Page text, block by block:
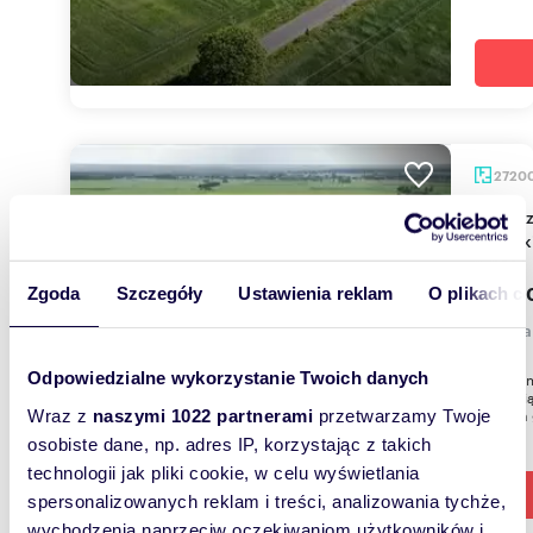
Zgoda Szczegóły Ustawienia reklam O plikach
Odpowiedzialne wykorzystanie Twoich danych
Wraz z naszymi 1022 partnerami przetwarzamy Twoje
osobiste dane, np. adres IP, korzystając z takich
technologii jak pliki cookie, w celu wyświetlania
spersonalizowanych reklam i treści, analizowania tychże,
Na sprzedaż grunt rolny 2,72 ha z możliwością
133